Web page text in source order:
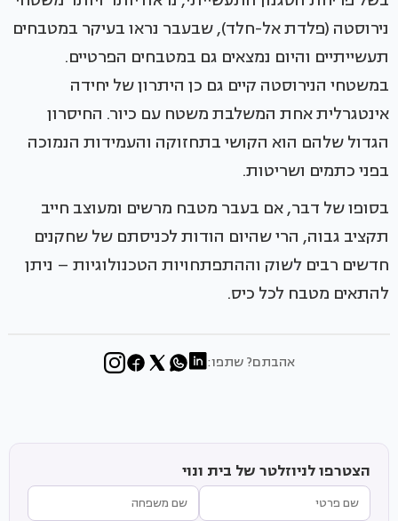
נירוסטה (פלדת אל-חלד), שבעבר נראו בעיקר במטבחים
תעשייתיים והיום נמצאים גם במטבחים הפרטיים.
במשטחי הנירוסטה קיים גם כן היתרון של יחידה
אינטגרלית אחת המשלבת משטח עם כיור. החיסרון
הגדול שלהם הוא הקושי בתחזוקה והעמידות הנמוכה
בפני כתמים ושריטות.
בסופו של דבר, אם בעבר מטבח מרשים ומעוצב חייב
תקציב גבוה, הרי שהיום הודות לכניסתם של שחקנים
חדשים רבים לשוק וההתפתחויות הטכנולוגיות – ניתן
להתאים מטבח לכל כיס.
אהבתם? שתפו:
הצטרפו לניוזלטר של בית ונוי